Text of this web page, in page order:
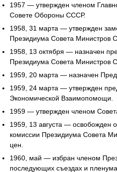
1957 — утвержден членом
Совете Обороны СССР.
1958, 31 марта — утвержден
Президиума Совета Министров
1958, 13 октября — назначен
Президиума Совета Министров
1959, 20 марта — назначен
1959, 24 марта — утвержден
Экономической Взаимопомощи.
1959 — утвержден членом
1959, 13 августа — освобожден
комиссии Президиума Совета
цен.
1960, май — избран членом
последующих съездах и